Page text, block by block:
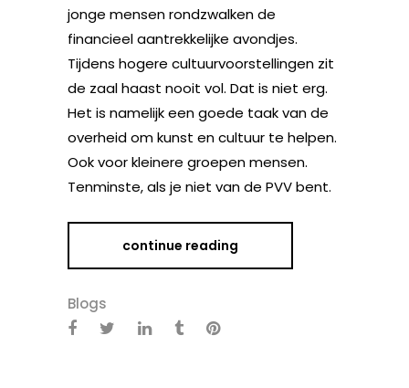
jonge mensen rondzwalken de
financieel aantrekkelijke avondjes.
Tijdens hogere cultuurvoorstellingen zit
de zaal haast nooit vol. Dat is niet erg.
Het is namelijk een goede taak van de
overheid om kunst en cultuur te helpen.
Ook voor kleinere groepen mensen.
Tenminste, als je niet van de PVV bent.
continue reading
Blogs